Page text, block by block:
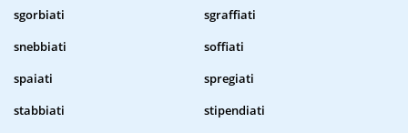
sgorbiati
sgraffiati
snebbiati
soffiati
spaiati
spregiati
stabbiati
stipendiati